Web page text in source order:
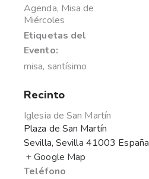
Agenda, Misa de
Miércoles
Etiquetas del
Evento:
misa, santísimo
Recinto
Iglesia de San Martín
Plaza de San Martín
Sevilla, Sevilla 41003 España
+ Google Map
Teléfono